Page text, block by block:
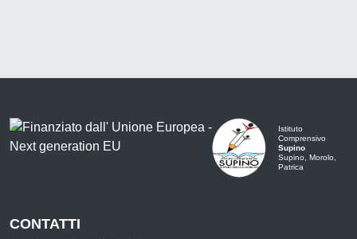
Istituto
Comprensivo
Supino
Supino, Morolo,
Patrica
CONTATTI